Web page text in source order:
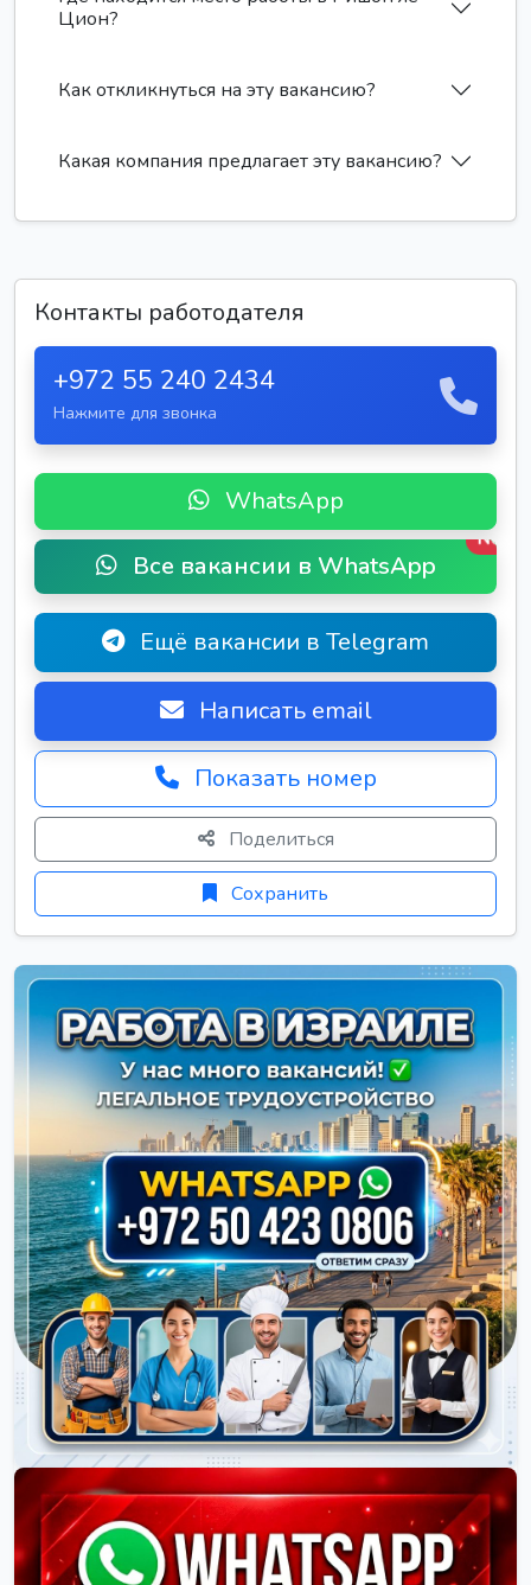
Цион?
Как откликнуться на эту вакансию?
Какая компания предлагает эту вакансию?
Контакты работодателя
+972 55 240 2434
Нажмите для звонка
WhatsApp
Все вакансии в WhatsApp
New
Ещё вакансии в Telegram
Написать email
Показать номер
Поделиться
Сохранить